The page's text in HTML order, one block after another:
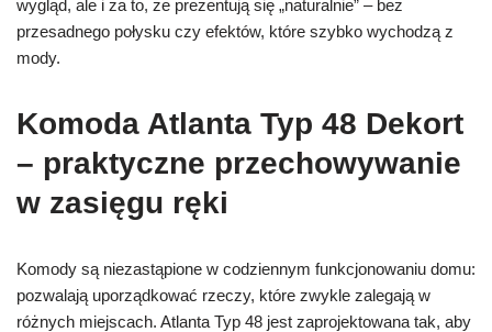
wygląd, ale i za to, że prezentują się „naturalnie” – bez
przesadnego połysku czy efektów, które szybko wychodzą z
mody.
Komoda Atlanta Typ 48 Dekort
– praktyczne przechowywanie
w zasięgu ręki
Komody są niezastąpione w codziennym funkcjonowaniu domu:
pozwalają uporządkować rzeczy, które zwykle zalegają w
różnych miejscach. Atlanta Typ 48 jest zaprojektowana tak, aby